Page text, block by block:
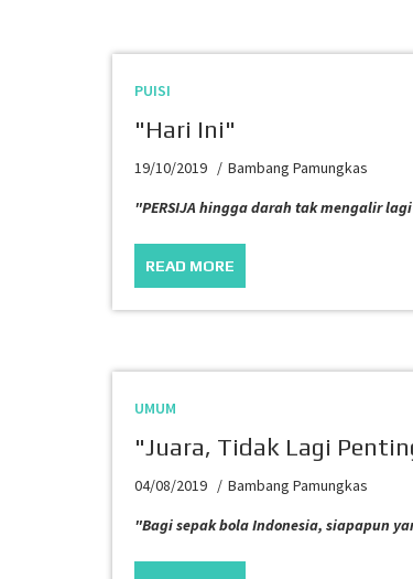
PUISI
"Hari Ini"
19/10/2019
Bambang Pamungkas
"PERSIJA hingga darah tak mengalir
READ MORE
UMUM
"Juara, Tidak Lagi
04/08/2019
Bambang Pamungkas
"Bagi sepak bola Indonesia, siapapun